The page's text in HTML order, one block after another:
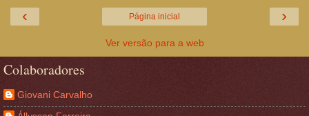
‹ ›
Página inicial
Ver versão para a web
Colaboradores
Giovani Carvalho